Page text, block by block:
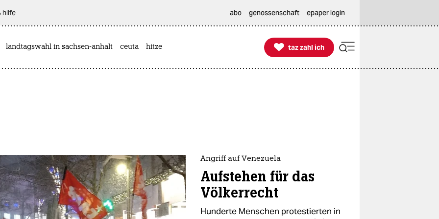
hilfe abo genossenschaft epaper login
landtagswahl in sachsen-anhalt ceuta hitze 
taz zahl ich
taz zahl ich
Angriff auf Venezuela
Aufstehen für das
Völkerrecht
Hunderte Menschen protestierten in